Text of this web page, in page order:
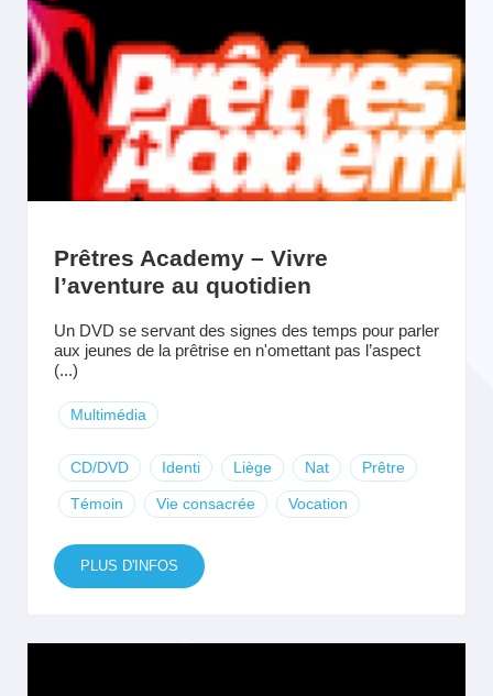
Prêtres Academy – Vivre
l’aventure au quotidien
Un DVD se servant des signes des temps pour parler
aux jeunes de la prêtrise en n'omettant pas l’aspect
(...)
Multimédia
CD/DVD Identi Liège Nat Prêtre
Témoin Vie consacrée Vocation
PLUS D'INFOS